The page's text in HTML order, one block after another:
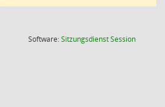
Software:SitzungsdienstSession(Wird in